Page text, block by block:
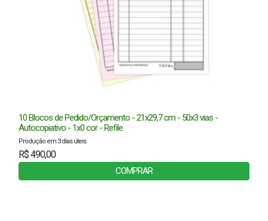
10 Blocos de Pedido/Orçamento - 21x29,7 cm - 50x3 vias -
Autocopiativo - 1x0 cor - Refile
Produção em 3 dias úteis
R$ 490,00
COMPRAR